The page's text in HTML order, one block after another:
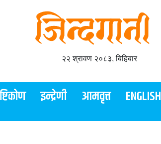
२२ श्रावण २०८३, बिहिबार
इन्द्रेणी आमवृत्त ENGLISH